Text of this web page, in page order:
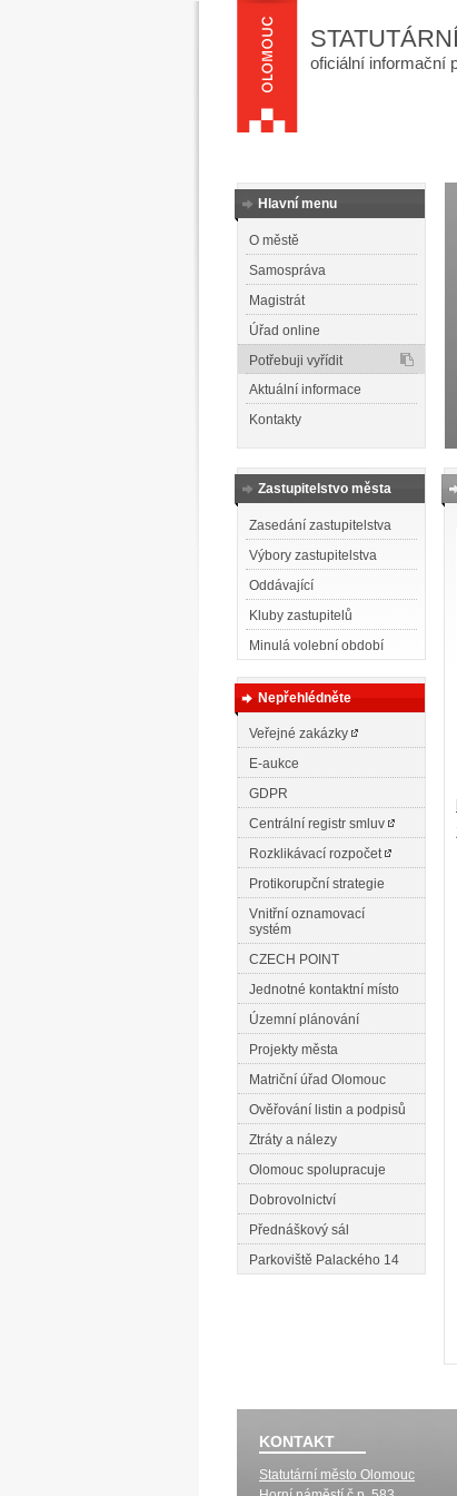
oficiální informační
Hlavní menu
O městě
Samospráva
Magistrát
Úřad online
Potřebuji vyřídit
Aktuální informace
Kontakty
Zastupitelstvo města
Zasedání zastupitelstva
Výbory zastupitelstva
Oddávající
Kluby zastupitelů
Minulá volební období
Nepřehlédněte
Veřejné zakázky
E-aukce
GDPR
Centrální registr smluv
Rozklikávací rozpočet
Protikorupční strategie
Vnitřní oznamovací
systém
CZECH POINT
Jednotné kontaktní místo
Územní plánování
Projekty města
Matriční úřad Olomouc
Ověřování listin a podpisů
Ztráty a nálezy
Olomouc spolupracuje
Dobrovolnictví
Přednáškový sál
Parkoviště Palackého 14
KONTAKT
Statutární město Olomouc